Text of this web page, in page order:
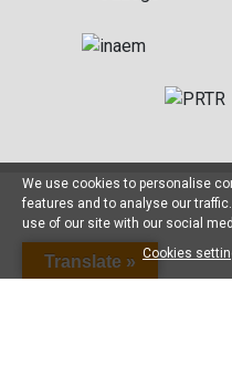
Translate »
We use cookies to personalise
features and to analyse our
use of our site with our social
Cookies